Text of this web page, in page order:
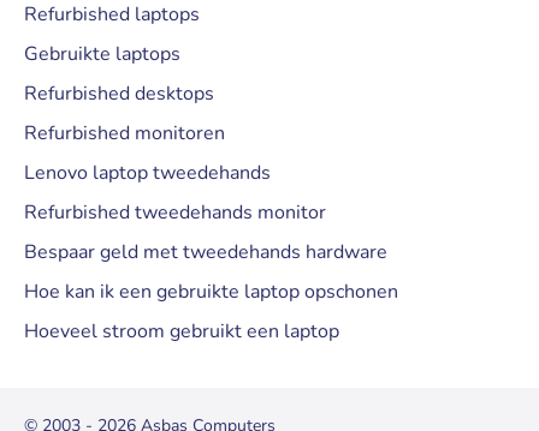
Refurbished laptops
Gebruikte laptops
Refurbished desktops
Refurbished monitoren
Lenovo laptop tweedehands
Refurbished tweedehands monitor
Bespaar geld met tweedehands hardware
Hoe kan ik een gebruikte laptop opschonen
Hoeveel stroom gebruikt een laptop
© 2003 - 2026 Asbas Computers